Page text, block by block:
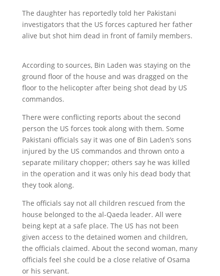
The daughter has reportedly told her Pakistani
investigators that the US forces captured her father
alive but shot him dead in front of family members.
According to sources, Bin Laden was staying on the
ground floor of the house and was dragged on the
floor to the helicopter after being shot dead by US
commandos.
There were conflicting reports about the second
person the US forces took along with them. Some
Pakistani officials say it was one of Bin Laden’s sons
injured by the US commandos and thrown onto a
separate military chopper; others say he was killed
in the operation and it was only his dead body that
they took along.
The officials say not all children rescued from the
house belonged to the al-Qaeda leader. All were
being kept at a safe place. The US has not been
given access to the detained women and children,
the officials claimed. About the second woman, many
officials feel she could be a close relative of Osama
or his servant.